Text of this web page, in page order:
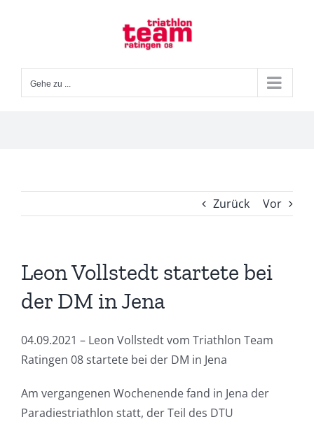
Gehe zu ...
Zurück Vor
Leon Vollstedt startete bei
der DM in Jena
04.09.2021 – Leon Vollstedt vom Triathlon Team
Ratingen 08 startete bei der DM in Jena
Am vergangenen Wochenende fand in Jena der
Paradiestriathlon statt, der Teil des DTU